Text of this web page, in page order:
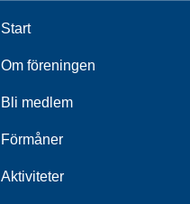
Start
Om föreningen
Bli medlem
Förmåner
Aktiviteter